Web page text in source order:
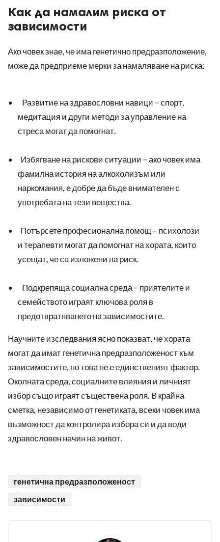
Как да намалим риска от
зависимости
Ако човек знае, че има генетично предразположение,
може да предприеме мерки за намаляване на риска:
Развитие на здравословни навици – спорт,
медитация и други методи за управление на
стреса могат да помогнат.
Избягване на рискови ситуации – ако човек има
фамилна история на алкохолизъм или
наркомания, е добре да бъде внимателен с
употребата на тези вещества.
Потърсете професионална помощ – психолози
и терапевти могат да помогнат на хората, които
усещат, че са изложени на риск.
Подкрепяща социална среда – приятелите и
семейството играят ключова роля в
предотвратяването на зависимостите.
Научните изследвания ясно показват, че хората
могат да имат генетична предразположеност към
зависимостите, но това не е единственият фактор.
Околната среда, социалните влияния и личният
избор също играят съществена роля. В крайна
сметка, независимо от генетиката, всеки човек има
възможност да контролира избора си и да води
здравословен начин на живот.
генетична предразположеност
зависимости